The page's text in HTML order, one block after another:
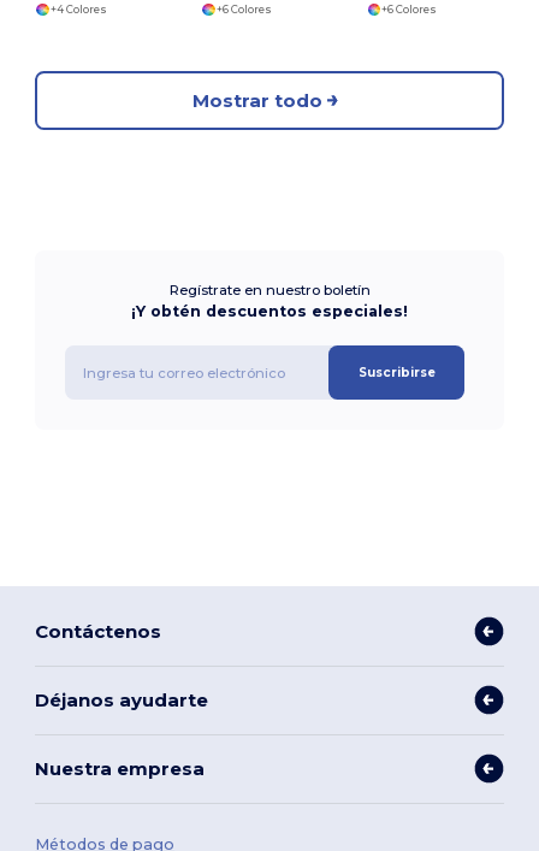
+4 Colores
+6 Colores
+6 Colores
Mostrar todo
Regístrate en nuestro boletín
¡Y obtén descuentos especiales!
Suscribirse
Contáctenos
Déjanos ayudarte
Nuestra empresa
Métodos de pago